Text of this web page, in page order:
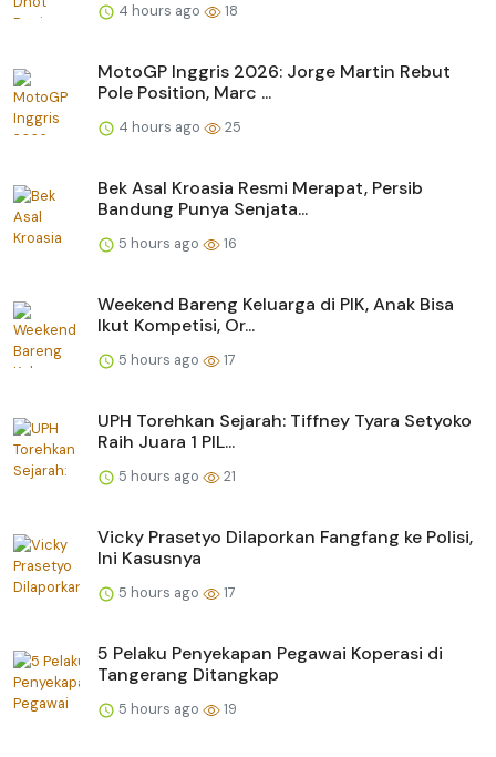
4 hours ago 18
MotoGP Inggris 2026: Jorge Martin Rebut
Pole Position, Marc ...
4 hours ago 25
Bek Asal Kroasia Resmi Merapat, Persib
Bandung Punya Senjata...
5 hours ago 16
Weekend Bareng Keluarga di PIK, Anak Bisa
Ikut Kompetisi, Or...
5 hours ago 17
UPH Torehkan Sejarah: Tiffney Tyara Setyoko
Raih Juara 1 PIL...
5 hours ago 21
Vicky Prasetyo Dilaporkan Fangfang ke Polisi,
Ini Kasusnya
5 hours ago 17
5 Pelaku Penyekapan Pegawai Koperasi di
Tangerang Ditangkap
5 hours ago 19